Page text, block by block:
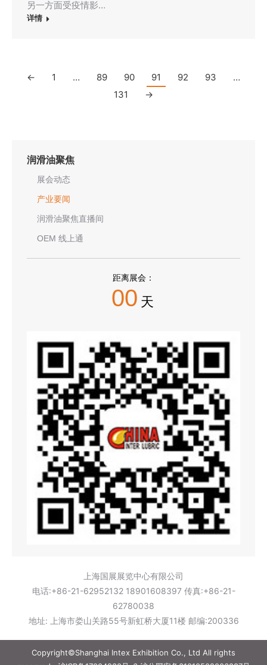
另一方面受疫情影…
详情
← 1 … 89 90 91 92 93
…
131
→
润滑油聚焦
展会动态
产业要闻
润滑油聚焦直播间
OEM 线上通
距离展会：
00 天
上海国展展览中心有限公司
电话:+86-21-62952132 18901608397 传真:+86-21-
62780038
地址: 上海市娄山关路55号新虹桥大厦11楼 邮编:200336
Copyright©Shanghai Intex Exhibition Co., Ltd All rights